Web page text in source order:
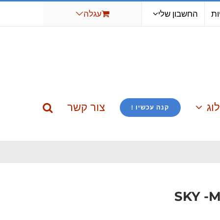
החשבון שלי עגלה
קנה עכשיו ! צור קשר